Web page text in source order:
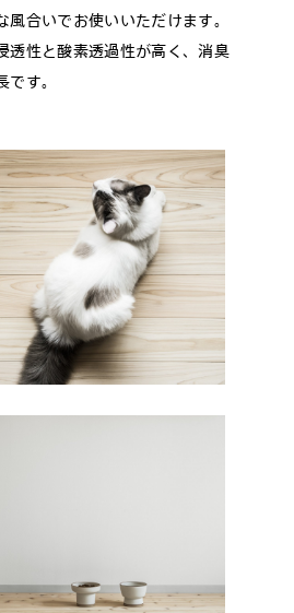
風合いでお使いいただけます。
透性と酸素透過性が高く、消臭
す。